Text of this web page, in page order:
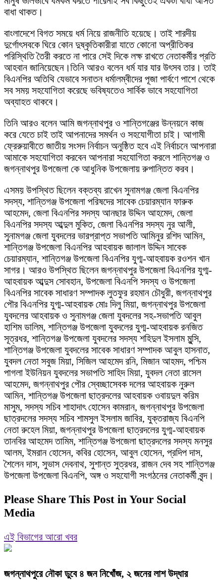
বাধা থাকত।
বাংলাদেশে বিগত সময়ে ধর্ম নিয়ে রাজনীতি হয়েছে। তাই শারদীয়
দুর্গোৎসবকে ঘিরে কোন দুষ্কৃতিকারীরা যাতে কোনো অপ্রীতিকর
পরিস্থিতি তৈরী করতে না পারে সেই দিকে লক্ষ রাখতে নেতাকর্মীর প্রতি
আহবান জানিয়েছেন।তিনি আরও বলেন ধর্ম যার যার উৎসব তার। তাই
বিএনপির অতিথি যেভাবে সনাতন ধর্মালম্বীদের পূজা পার্বণে পাশে থেকে
সব সময় সহযোগিতা করেছে ভবিষ্যতেও সার্বিক ভাবে সহযোগিতা
অব্যাহত থাকবে।
তিনি আরও বলেন আমি জগন্নাথপুর ও শান্তিগঞ্জের উন্নয়নে কাজ
করে যেতে চাই তাই আপনাদের সমর্থন ও সহযোগীতা চাই। আগামী
ফ্রেরুয়াবীতে জাতীয় সংসদ নির্বাচন অনুষ্ঠিত হবে এই নির্বাচনে আপনারা
আমাকে সহযোগিতা করবেন আপনারা সহযোগিতা করলে শান্তিগঞ্জ ও
জগন্নাথপুর উপজেলা কে আধুনিক উপজেলায় রুপান্তিত করব।
এসময় উপস্থিত ছিলেন বক্তব্য রাখেন সুনামগঞ্জ জেলা বিএনপির
সদস্য, শান্তিগঞ্জ উপজেলা পরিষদের সাবেক চেয়ারম্যান ফারুক
আহমেদ, জেলা বিএনপির সদস্য আনছার উদ্দিন আহমেদ, জেলা
বিএনপির সদস্য আব্দুল মুকিত, জেলা বিএনপির সদস্য নুর আলী,
সুনামগঞ্জ জেলা যুবদলের ভারপ্রাপ্ত সভাপতি আমিনুর রশিদ আমিন,
শান্তিগঞ্জ উপজেলা বিএনপির আহবায়ক জালাল উদ্দিন সাবেক
চেয়ারম্যান, শান্তিগঞ্জ উপজেলা বিএনপির যুগ্ম-আহবায়ক রওশন খান
সাগর। আরও উপস্থিত ছিলেন জগন্নাথপুর উপজেলা বিএনপির যুগ্ম-
আহবায়ক আব্দুস সোবহান, উপজেলা বিএনপি সদস্য ও উপজেলা
বিএনপির সাবেক সাধারণ সম্পাদক লুতফুর রহমান চৌধুরী, জগন্নাথপুর
পৌর বিএনপির যুগ্ম-আহবায়ক মোঃ দিলু মিয়া, জগন্নাথপুর উপজেলা
যুবদলের আহবায়ক ও সুনামগঞ্জ জেলা যুবদলের সহ-সভাপতি আবুল
হাশিম ডালিম, শান্তিগঞ্জ উপজেলা যুবদলের যুগ্ম-আহবায়ক রনজিত
সূত্রধর, শান্তিগঞ্জ উপজেলা যুবদলের সদস্য শহিদুল ইসলাম মুন্সি,
শান্তিগঞ্জ উপজেলা যুবদলের সাবেক সাধারণ সম্পাদক আবুল হাসনাত,
যুবদল নেতা সবুজ মিয়া, সিজিল আহমেদ রনি, মিজান আহমদ, পশ্চিম
পাগলা ইউনিয়ন যুবদলের সভাপতি সাহিদ মিয়া, যুবদল নেতা রাসেল
আহমেদ, জগন্নাথপুর পৌর স্বেচ্ছাসেবক দলের আহবায়ক নুরুল
আমিন, শান্তিগঞ্জ উপজেলা ছাত্রদলের আহবায়ক ওবায়দুল করিম
মাসুম, সদস্য সচিব শাহাদাৎ হোসেন কামরান, জগন্নাথপুর উপজেলা
ছাত্রদলের সদস্য সচিব শামসুল ইসলাম জাবির, যুক্তরাজ্য বিএনপি
নেতা রুহেল মিয়া, জগন্নাথপুর উপজেলা ছাত্রদলের যুগ্ম-আহবায়ক
তানবির আহমেদ তামিম, শান্তিগঞ্জ উপজেলা ছাত্রদলের সদস্য মনসুর
আলম, ইমরান হোসেন, কবির হোসেন, আবুল হোসেন, প্রদিপ দাস,
শৈলেন দাস, সুভাস দেবনাথ, সুশান্ত সুত্রধর, রাজন দেব সহ শান্তিগঞ্জ
উপজেলা উপজেলা বিএনপি, অঙ্গ ও সহযোগী সংগঠনের নেতাকর্মী বৃন্দ।
Please Share This Post in Your Social
Media
এই বিভাগের আরো খবর
জগন্নাথপুরে নৌকা ডুবে ৪ জন নিখোঁজ, ২ জনের লাশ উদ্ধার